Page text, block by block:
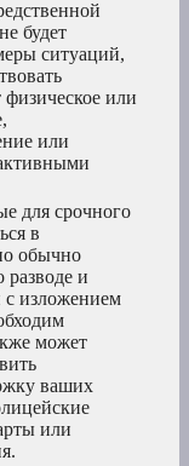
будет
ситуаций,
или
или
для срочного
в
обычно
разводе и
с изложением
может
ваших
или